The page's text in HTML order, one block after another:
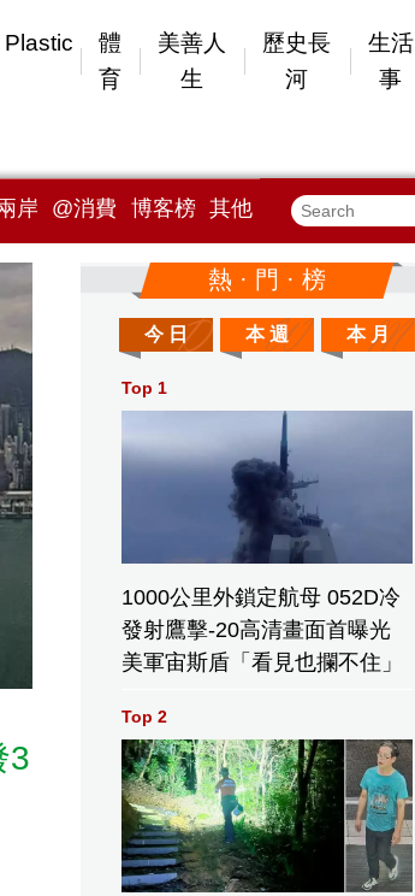
Plastic
體
育
美善人
生
歷史長
河
生活
事
岸 @消費 博客榜 其他
3
熱 · 門 · 榜
今 日 本 週 本 月
Top 1
1000公里外鎖定航母 052D冷
發射鷹擊-20高清畫面首曝光
美軍宙斯盾「看見也攔不住」
Top 2